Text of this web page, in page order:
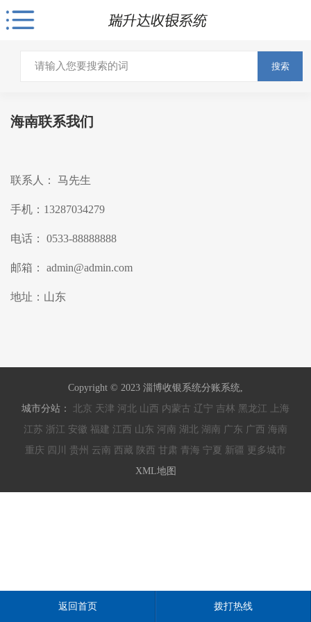
搜索
海南联系我们
联系人： 马先生
手机：13287034279
电话： 0533-88888888
邮箱： admin@admin.com
地址：山东
Copyright © 2023 淄博收银系统分账系统,
城市分站： 北京 天津 河北 山西 内蒙古 辽宁 吉林 黑龙江
上海
江苏 浙江 安徽 福建 江西 山东 河南 湖北 湖南 广东 广西 海南
重庆 四川 贵州 云南 西藏 陕西 甘肃 青海 宁夏 新疆 更多城市
XML地图
返回首页 拨打热线